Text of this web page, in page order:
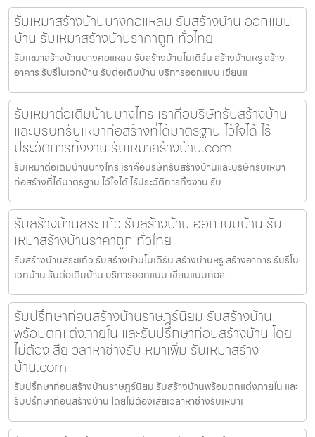
รับเหมาสร้างบ้านบางคอแหลม รับสร้างบ้าน ออกแบบ
บ้าน รับเหมาสร้างบ้านราคาถูก ทั่วไทย
รับเหมาสร้างบ้านบางคอแหลม รับสร้างบ้านโมเดิร์น สร้างบ้านหรู สร้าง
อาคาร รับรีโนเวทบ้าน รับต่อเติมบ้าน บริการออกแบบ เขียนแ
รับเหมาต่อเติมบ้านบางไทร เราคือบริษัทรับสร้างบ้าน
และบริษัทรับเหมาก่อสร้างที่ได้มาตรฐาน ไว้ใจได้ ไร้
ประวัติการทิ้งงาน รับเหมาสร้างบ้าน.com
รับเหมาต่อเติมบ้านบางไทร เราคือบริษัทรับสร้างบ้านและบริษัทรับเหมา
ก่อสร้างที่ได้มาตรฐาน ไว้ใจได้ ไร้ประวัติการทิ้งงาน รับ
รับสร้างบ้านสระแก้ว รับสร้างบ้าน ออกแบบบ้าน รับ
เหมาสร้างบ้านราคาถูก ทั่วไทย
รับสร้างบ้านสระแก้ว รับสร้างบ้านโมเดิร์น สร้างบ้านหรู สร้างอาคาร รับรีโน
เวทบ้าน รับต่อเติมบ้าน บริการออกแบบ เขียนแบบก่อส
รับปรึกษาก่อนสร้างบ้านราษฎร์นิยม รับสร้างบ้าน
พร้อมตกแต่งภายใน และรับปรึกษาก่อนสร้างบ้าน โดย
ไม่ต้องเสียเวลาหาช่างรับเหมาเพิ่ม รับเหมาสร้าง
บ้าน.com
รับปรึกษาก่อนสร้างบ้านราษฎร์นิยม รับสร้างบ้านพร้อมตกแต่งภายใน และ
รับปรึกษาก่อนสร้างบ้าน โดยไม่ต้องเสียเวลาหาช่างรับเหมาเ